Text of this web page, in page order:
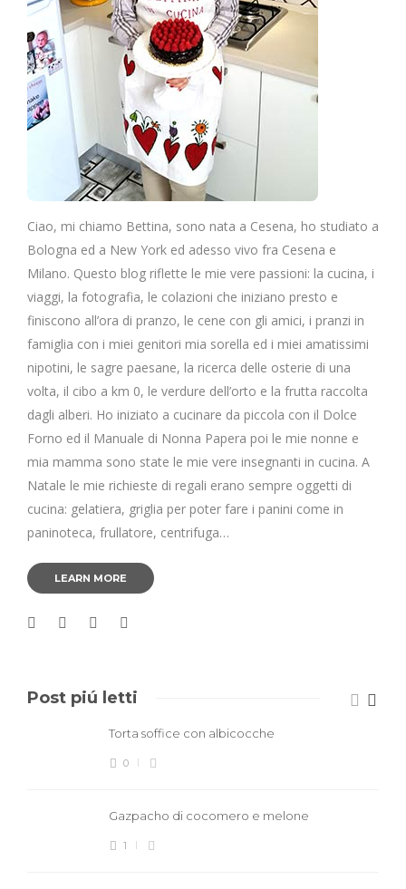
Ciao, mi chiamo Bettina, sono nata a Cesena, ho studiato a
Bologna ed a New York ed adesso vivo fra Cesena e
Milano. Questo blog riflette le mie vere passioni: la cucina, i
viaggi, la fotografia, le colazioni che iniziano presto e
finiscono all’ora di pranzo, le cene con gli amici, i pranzi in
famiglia con i miei genitori mia sorella ed i miei amatissimi
nipotini, le sagre paesane, la ricerca delle osterie di una
volta, il cibo a km 0, le verdure dell’orto e la frutta raccolta
dagli alberi. Ho iniziato a cucinare da piccola con il Dolce
Forno ed il Manuale di Nonna Papera poi le mie nonne e
mia mamma sono state le mie vere insegnanti in cucina. A
Natale le mie richieste di regali erano sempre oggetti di
cucina: gelatiera, griglia per poter fare i panini come in
paninoteca, frullatore, centrifuga…
LEARN MORE
Post piú letti
Torta soffice con albicocche
0
Gazpacho di cocomero e melone
1